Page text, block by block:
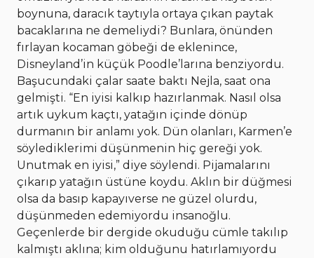
boynuna, daracık taytıyla ortaya çıkan paytak
bacaklarına ne demeliydi? Bunlara, önünden
fırlayan kocaman göbeği de eklenince,
Disneyland’in küçük Poodle’larına benziyordu.
Başucundaki çalar saate baktı Nejla, saat ona
gelmişti. “En iyisi kalkıp hazırlanmak. Nasıl olsa
artık uykum kaçtı, yatağın içinde dönüp
durmanın bir anlamı yok. Dün olanları, Karmen’e
söylediklerimi düşünmenin hiç gereği yok.
Unutmak en iyisi,” diye söylendi. Pijamalarını
çıkarıp yatağın üstüne koydu. Aklın bir düğmesi
olsa da basıp kapayıverse ne güzel olurdu,
düşünmeden edemiyordu insanoğlu.
Geçenlerde bir dergide okuduğu cümle takılıp
kalmıştı aklına; kim olduğunu hatırlamıyordu